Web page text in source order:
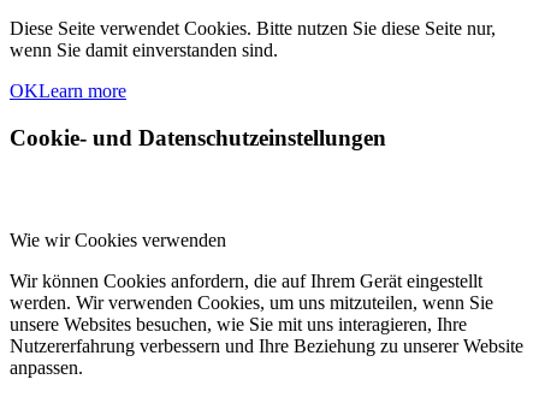
Diese Seite verwendet Cookies. Bitte nutzen Sie diese Seite nur,
wenn Sie damit einverstanden sind.
OKLearn more
Cookie- und Datenschutzeinstellungen
Wie wir Cookies verwenden
Wir können Cookies anfordern, die auf Ihrem Gerät eingestellt
werden. Wir verwenden Cookies, um uns mitzuteilen, wenn Sie
unsere Websites besuchen, wie Sie mit uns interagieren, Ihre
Nutzererfahrung verbessern und Ihre Beziehung zu unserer Website
anpassen.